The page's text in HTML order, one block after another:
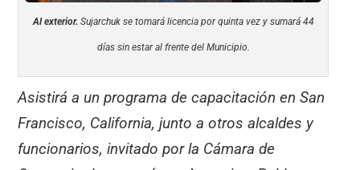
Al exterior. Sujarchuk se tomará licencia por quinta vez y sumará 44
días sin estar al frente del Municipio.
Asistirá a un programa de capacitación en San
Francisco, California, junto a otros alcaldes y
funcionarios, invitado por la Cámara de